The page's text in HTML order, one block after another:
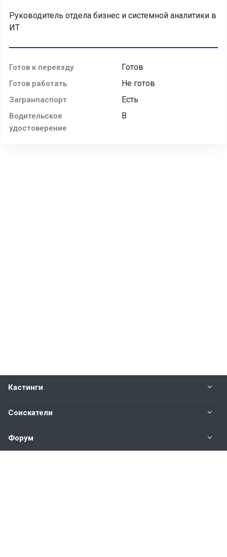
Руководитель отдела бизнес и системной аналитики в
ИТ
Готов к переезду Готов
Готов работать Не готов
Загранпаспорт Есть
Водительское
удостоверение
B
Кастинги
Соискатели
Форум